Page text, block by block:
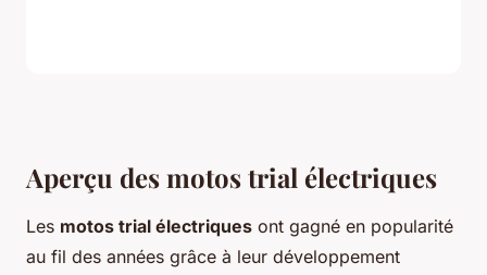
Aperçu des motos trial électriques
Les motos trial électriques ont gagné en popularité
au fil des années grâce à leur développement